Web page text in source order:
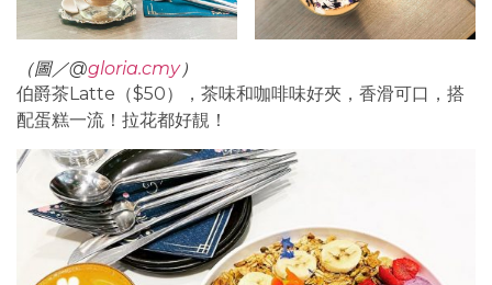
（圖／@gloria.cmy）
伯爵茶Latte（$50），茶味和咖啡味好夾，香滑可口，搭
配蛋糕一流！拉花都好靚！